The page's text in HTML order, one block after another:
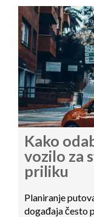
Kako
vozilo za
priliku
Planiranje
događaja često